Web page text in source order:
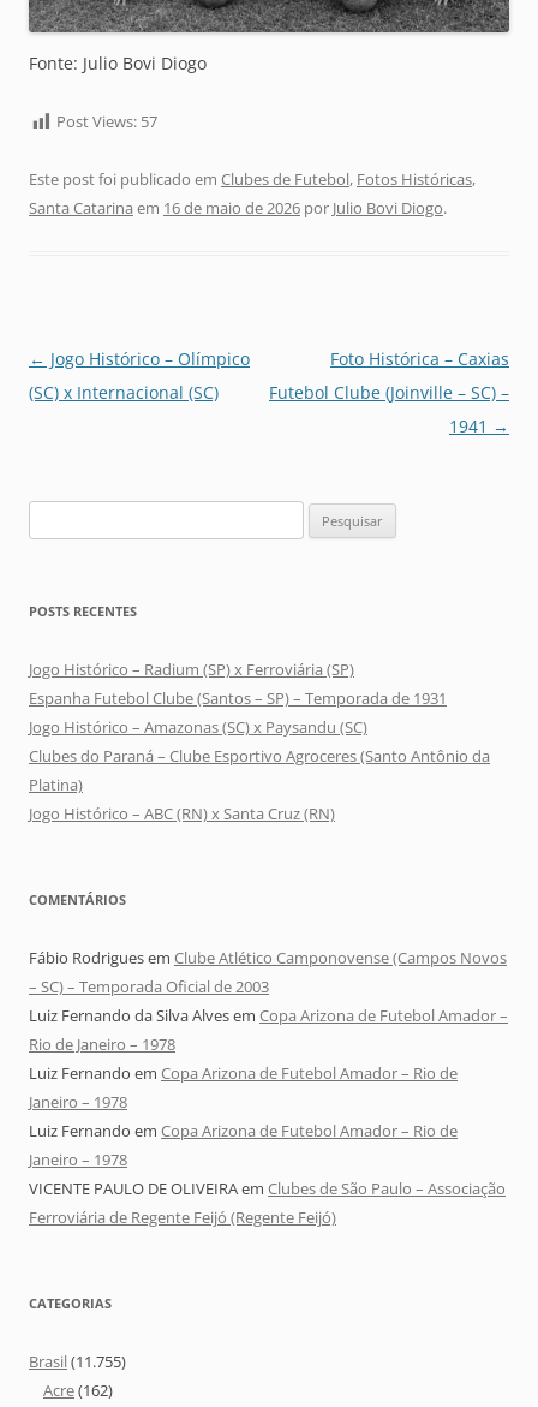
Fonte: Julio Bovi Diogo
Post Views: 57
Este post foi publicado em Clubes de Futebol, Fotos Históricas,
Santa Catarina em 16 de maio de 2026 por Julio Bovi Diogo.
Navegação
de
← Jogo Histórico – Olímpico
(SC) x Internacional (SC)
Foto Histórica – Caxias
Futebol Clube (Joinville – SC) –
1941 →
por:
POSTS RECENTES
Jogo Histórico – Radium (SP) x Ferroviária (SP)
Espanha Futebol Clube (Santos – SP) – Temporada de 1931
Jogo Histórico – Amazonas (SC) x Paysandu (SC)
Clubes do Paraná – Clube Esportivo Agroceres (Santo Antônio da
Platina)
Jogo Histórico – ABC (RN) x Santa Cruz (RN)
COMENTÁRIOS
Fábio Rodriguesem Clube Atlético Camponovense (Campos Novos
– SC) – Temporada Oficial de 2003
Luiz Fernando da Silva Alvesem Copa Arizona de Futebol Amador –
Rio de Janeiro – 1978
Luiz Fernando em Copa Arizona de Futebol Amador – Rio de
Janeiro – 1978
Luiz Fernando em Copa Arizona de Futebol Amador – Rio de
Janeiro – 1978
VICENTE PAULO DE OLIVEIRAem Clubes de São Paulo – Associação
Ferroviária de Regente Feijó (Regente Feijó)
CATEGORIAS
Brasil(11.755)
Acre(162)